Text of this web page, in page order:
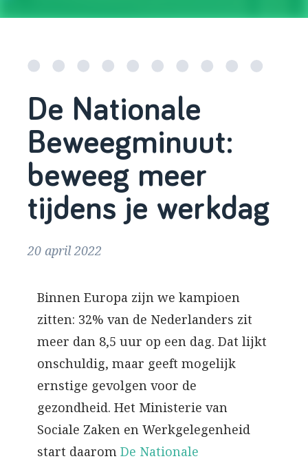
De Nationale
Beweegminuut:
beweeg meer
tijdens je werkdag
20 april 2022
Binnen Europa zijn we kampioen
zitten: 32% van de Nederlanders zit
meer dan 8,5 uur op een dag. Dat lijkt
onschuldig, maar geeft mogelijk
ernstige gevolgen voor de
gezondheid. Het Ministerie van
Sociale Zaken en Werkgelegenheid
start daarom De Nationale